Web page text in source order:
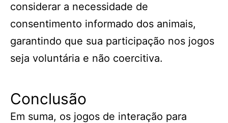
considerar a necessidade de
consentimento informado dos animais,
garantindo que sua participação nos jogos
seja voluntária e não coercitiva.
Conclusão
Em suma, os jogos de interação para